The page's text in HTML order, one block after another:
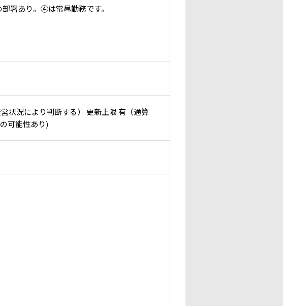
署あり。④は常昼勤務です。
状況により判断する） 更新上限 有（通算
可能性あり)